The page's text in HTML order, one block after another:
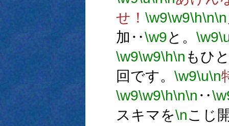
せ！ \w9\w9\h\n\n
加‥\w9と。 \w9
\w9\w9\h\n もひ
回です。 \w9\u\n
\w9\w9\h\n\n ‥
スキマを\nこじ